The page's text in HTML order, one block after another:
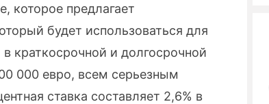
которое предлагает
будет использоваться для
и долгосрочной
000 евро, всем серьезным
ставка составляет 2,6% в